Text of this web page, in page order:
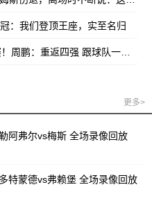
：我们登顶王座，实至名归
：重返四强 跟球队一起拼到底
更多>
阿弗尔vs梅斯 全场录像回放
特蒙德vs弗赖堡 全场录像回放